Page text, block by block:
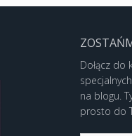
Dołącz
na blogu.
prosto do